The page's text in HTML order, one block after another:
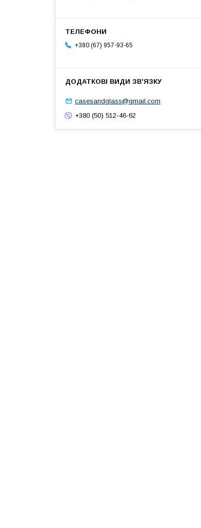
+380 (67) 957-93-65
casesandglass@gmail.com
+380 (50) 512-46-62